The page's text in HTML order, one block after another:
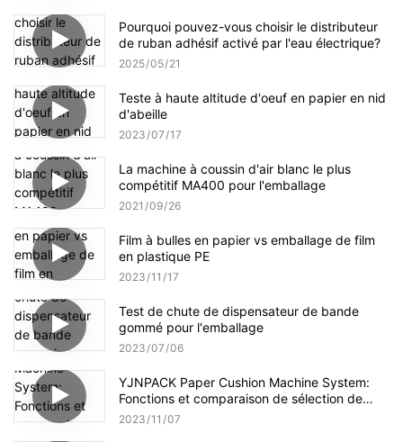
Pourquoi pouvez-vous choisir le distributeur
de ruban adhésif activé par l'eau électrique?
2025 05 21
Teste à haute altitude d'oeuf en papier en nid
d'abeille
2023 07 17
La machine à coussin d'air blanc le plus
compétitif MA400 pour l'emballage
2021 09 26
Film à bulles en papier vs emballage de film
en plastique PE
2023 11 17
Test de chute de dispensateur de bande
gommé pour l'emballage
2023 07 06
YJNPACK Paper Cushion Machine System:
Fonctions et comparaison de sélection de
papier
2023 11 07